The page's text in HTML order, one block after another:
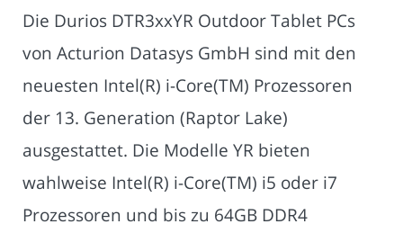
Die Durios DTR3xxYR Outdoor Tablet PCs
von Acturion Datasys GmbH sind mit den
neuesten Intel(R) i-Core(TM) Prozessoren
der 13. Generation (Raptor Lake)
ausgestattet. Die Modelle YR bieten
wahlweise Intel(R) i-Core(TM) i5 oder i7
Prozessoren und bis zu 64GB DDR4